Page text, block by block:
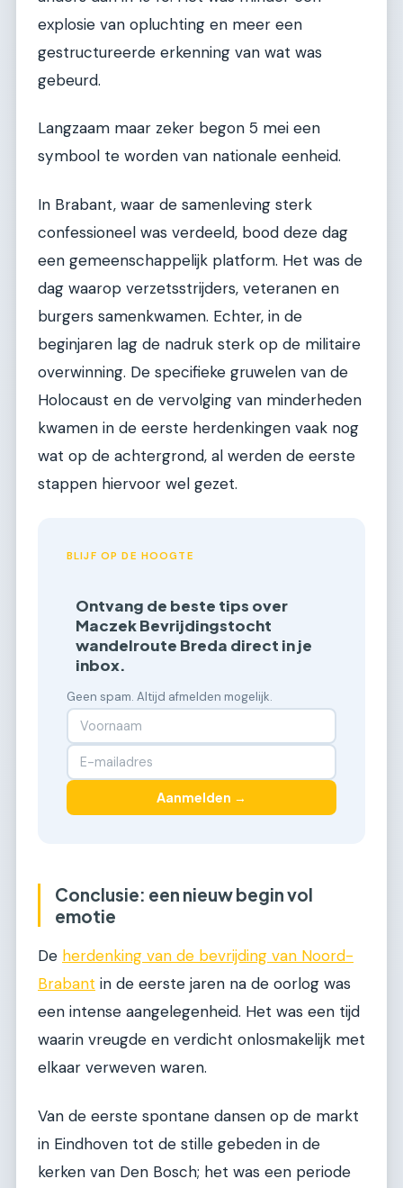
explosie van opluchting en meer een
gestructureerde erkenning van wat was
gebeurd.
Langzaam maar zeker begon 5 mei een
symbool te worden van nationale eenheid.
In Brabant, waar de samenleving sterk
confessioneel was verdeeld, bood deze dag
een gemeenschappelijk platform. Het was de
dag waarop verzetsstrijders, veteranen en
burgers samenkwamen. Echter, in de
beginjaren lag de nadruk sterk op de militaire
overwinning. De specifieke gruwelen van de
Holocaust en de vervolging van minderheden
kwamen in de eerste herdenkingen vaak nog
wat op de achtergrond, al werden de eerste
stappen hiervoor wel gezet.
BLIJF OP DE HOOGTE
Ontvang de beste tips over
Maczek Bevrijdingstocht
wandelroute Breda direct in je
inbox.
Geen spam. Altijd afmelden mogelijk.
Aanmelden →
Conclusie: een nieuw begin vol
emotie
De herdenking van de bevrijding van Noord-
Brabant in de eerste jaren na de oorlog was
een intense aangelegenheid. Het was een tijd
waarin vreugde en verdicht onlosmakelijk met
elkaar verweven waren.
Van de eerste spontane dansen op de markt
in Eindhoven tot de stille gebeden in de
kerken van Den Bosch; het was een periode